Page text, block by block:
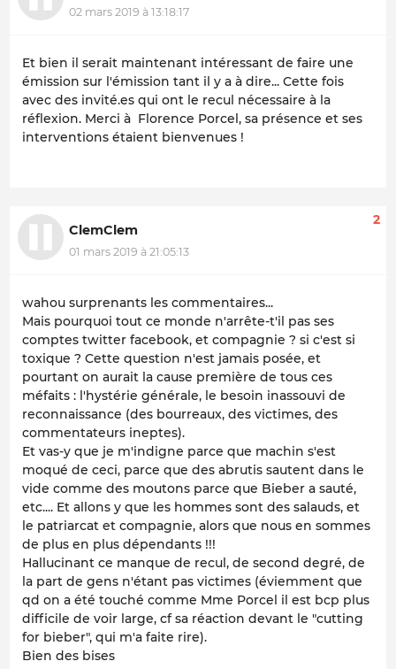
02 mars 2019 à 13:18:17
Et bien il serait maintenant intéressant de faire une
émission sur l'émission tant il y a à dire... Cette fois
avec des invité.es qui ont le recul nécessaire à la
réflexion. Merci à Florence Porcel, sa présence et ses
interventions étaient bienvenues !
ClemClem
01 mars 2019 à 21:05:13
2
wahou surprenants les commentaires...
Mais pourquoi tout ce monde n'arrête-t'il pas ses
comptes twitter facebook, et compagnie ? si c'est si
toxique ? Cette question n'est jamais posée, et
pourtant on aurait la cause première de tous ces
méfaits : l'hystérie générale, le besoin inassouvi de
reconnaissance (des bourreaux, des victimes, des
commentateurs ineptes).
Et vas-y que je m'indigne parce que machin s'est
moqué de ceci, parce que des abrutis sautent dans le
vide comme des moutons parce que Bieber a sauté,
etc.... Et allons y que les hommes sont des salauds, et
le patriarcat et compagnie, alors que nous en sommes
de plus en plus dépendants !!!
Hallucinant ce manque de recul, de second degré, de
la part de gens n'étant pas victimes (éviemment que
qd on a été touché comme Mme Porcel il est bcp plus
difficile de voir large, cf sa réaction devant le "cutting
for bieber", qui m'a faite rire).
Bien des bises